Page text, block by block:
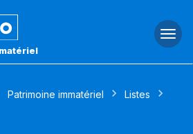
Patrimoine immatériel
Listes